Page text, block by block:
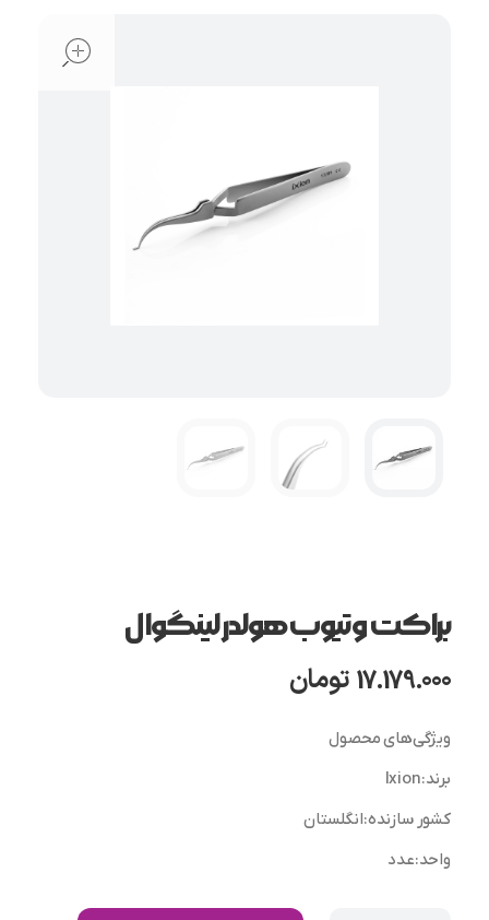
براکت و تیوب هولدر لینگوال
17.179.000تومان
ویژگی‌های محصول
برند:
Ixion
کشور سازنده:انگلستان
واحد:عدد